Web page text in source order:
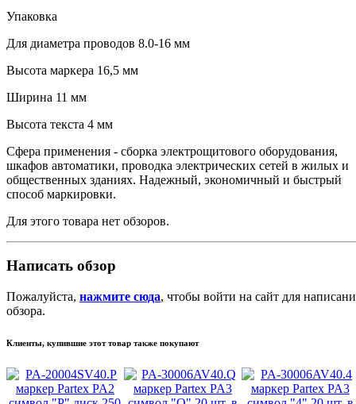
Упаковка
Для диаметра проводов 8.0-16 мм
Высота маркера 16,5 мм
Ширина 11 мм
Высота текста 4 мм
Сфера применения - сборка электрощитового оборудования,
шкафов автоматики, проводка электрических сетей в жилых и
общественных зданиях. Надежный, экономичный и быстрый
способ маркировки.
Для этого товара нет обзоров.
Написать обзор
Пожалуйста, нажмите сюда, чтобы войти на сайт для
обзора.
Клиенты, купившие этот товар также покупают